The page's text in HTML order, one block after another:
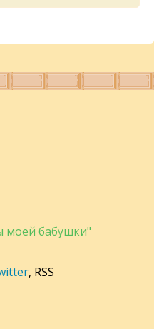
моей бабушки"
, RSS